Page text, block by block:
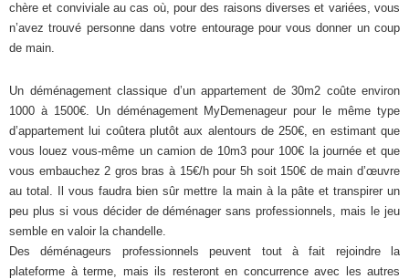
chère et conviviale au cas où, pour des raisons diverses et variées, vous
n’avez trouvé personne dans votre entourage pour vous donner un coup
de main.
Un déménagement classique d’un appartement de 30m2 coûte environ
1000 à 1500€. Un déménagement MyDemenageur pour le même type
d’appartement lui coûtera plutôt aux alentours de 250€, en estimant que
vous louez vous-même un camion de 10m3 pour 100€ la journée et que
vous embauchez 2 gros bras à 15€/h pour 5h soit 150€ de main d’œuvre
au total. Il vous faudra bien sûr mettre la main à la pâte et transpirer un
peu plus si vous décider de déménager sans professionnels, mais le jeu
semble en valoir la chandelle.
Des déménageurs professionnels peuvent tout à fait rejoindre la
plateforme à terme, mais ils resteront en concurrence avec les autres